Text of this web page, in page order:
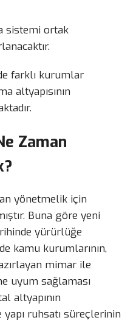
sistemi ortak
farklı kurumlar
altyapısının
Zaman
yönetmelik için
Buna göre yeni
yürürlüğe
kamu kurumlarının,
mimar ile
uyum sağlaması
altyapının
ruhsatı süreçlerinin